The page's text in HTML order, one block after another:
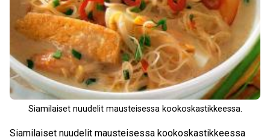
Siamilaiset nuudelit mausteisessa kookoskastikkeessa.
Siamilaiset nuudelit mausteisessa kookoskastikkeessa